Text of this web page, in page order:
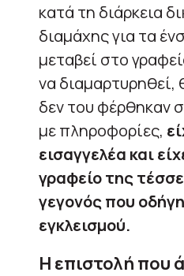
κατά τη διάρκεια
διαμάχης για τα
μεταβεί στο
να
δεν του φέρθηκαν
με πληροφορίες,
εισαγγελέα και
γραφείο της
γεγονός που
εγκλεισμού.
Η επιστολή που